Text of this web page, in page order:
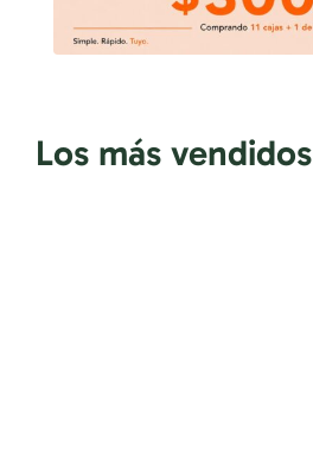
Los más vendidos